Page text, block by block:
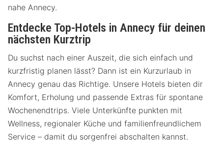
nahe Annecy.
Entdecke Top-Hotels in Annecy für deinen
nächsten Kurztrip
Du suchst nach einer Auszeit, die sich einfach und
kurzfristig planen lässt? Dann ist ein Kurzurlaub in
Annecy genau das Richtige. Unsere Hotels bieten dir
Komfort, Erholung und passende Extras für spontane
Wochenendtrips. Viele Unterkünfte punkten mit
Wellness, regionaler Küche und familienfreundlichem
Service – damit du sorgenfrei abschalten kannst.